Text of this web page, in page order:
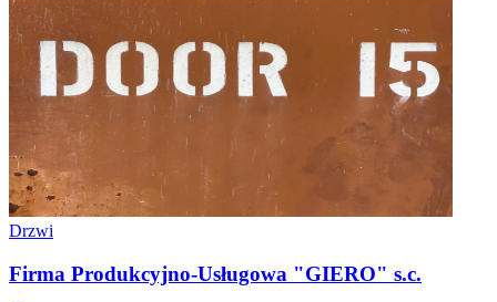
Drzwi
Firma Produkcyjno-Usługowa "GIERO" s.c.